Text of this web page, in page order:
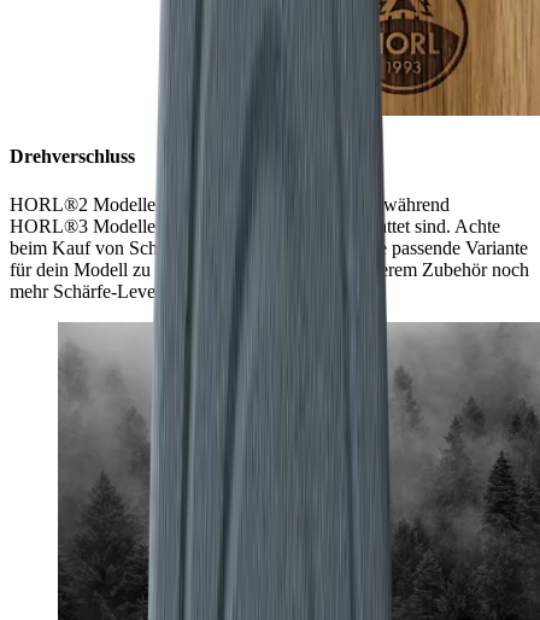
Drehverschluss
HORL®2 Modelle haben einen Drehverschluss, während
HORL®3 Modelle mit dem Quick Lock ausgestattet sind. Achte
beim Kauf von Schleifscheiben immer darauf, die passende Variante
für dein Modell zu wählen. So kannst du mit unserem Zubehör noch
mehr Schärfe-Level entdecken.